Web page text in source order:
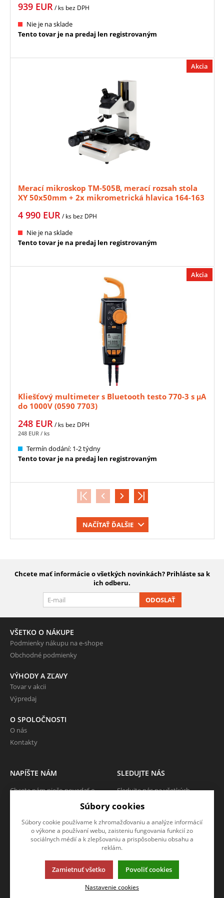
939 EUR/ ks bez DPH
Nie je na sklade
Tento tovar je na predaj len registrovaným
Akcia
Merací mikroskop TM-505B, merací rozsah stola
XY 50x50mm + 2x mikrometrická hlavica 164-163
4 990 EUR/ ks bez DPH
Nie je na sklade
Tento tovar je na predaj len registrovaným
Akcia
Kliešťový multimeter s Bluetooth testo 770-3 s μA
do 1000V (0590 7703)
248 EUR/ ks bez DPH
248 EUR / ks
Termín dodání: 1-2 týdny
Tento tovar je na predaj len registrovaným
NAČÍTAŤ ĎALŠIE
Chcete mať informácie o všetkých novinkách? Prihláste sa k
ich odberu.
ODOSLAŤ
VŠETKO O NÁKUPE
Podmienky nákupu na e-shope
Obchodné podmienky
VÝHODY A ZĽAVY
Tovar v akcii
Výpredaj
O SPOLOČNOSTI
O nás
Kontakty
NAPÍŠTE NÁM
Chcete nám niečo povedať o
shope? Neváhajte napísať.
CHCEM NAPÍSAŤ SPRÁVU
SLEDUJTE NÁS
Sledujte nás na všetkých
neunikne!
Táto stránka používa súbory cookies. Kliknite pre viac informácií.
© 2013-2026 KUBOUŠEK SK
Súbory cookies
Súbory cookie používame k zhromažďovaniu a analýze informácií
o výkone a používaní webu, zaisteniu fungovania funkcií zo
sociálnych médií a k zlepšovaniu a prispôsobeniu obsahu a
reklám.
Zamietnuť všetko Povoliť cookies
Nastavenie cookies